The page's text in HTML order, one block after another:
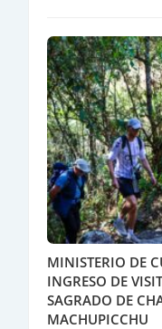
MINISTERIO DE
INGRESO DE
SAGRADO DE
MACHUPICCHU